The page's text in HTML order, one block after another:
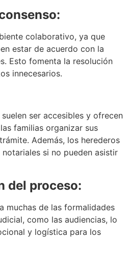
colaborativo, ya que
estar de acuerdo con la
Esto fomenta la resolución
innecesarios.
ser accesibles y ofrecen
familias organizar sus
Además, los herederos
si no pueden asistir
del proceso:
muchas de las formalidades
como las audiencias, lo
y logística para los